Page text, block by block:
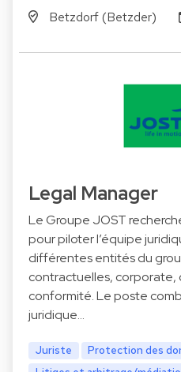
Betzdorf (Betzder)
Legal Manager
Le Groupe JOST
pour piloter l’équipe
différentes entités du
contractuelles,
conformité. Le poste
juridique…
Juriste
Protection des